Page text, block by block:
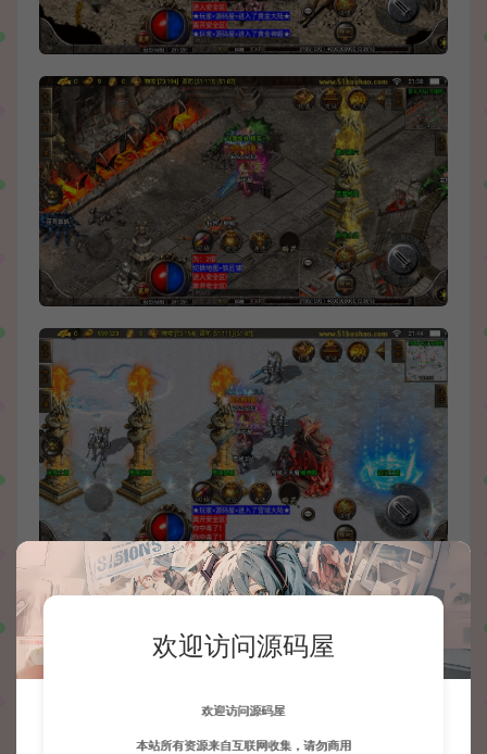
欢迎访问源码屋
欢迎访问源码屋
本站所有资源来自互联网收集，请勿商用